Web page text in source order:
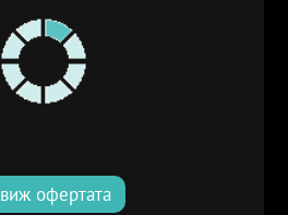
виж офертата